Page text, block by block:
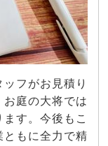
フがお見積り
庭の大将では
す。今後もこ
もに全力で精